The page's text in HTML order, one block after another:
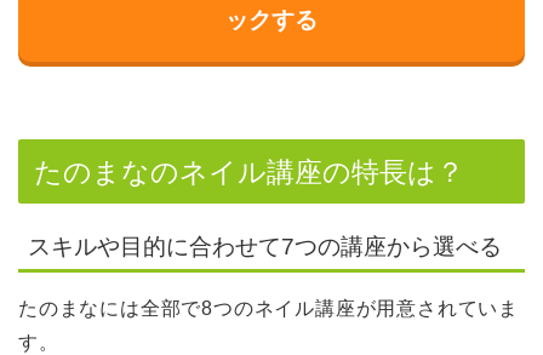
ックする
たのまなのネイル講座の特長は？
スキルや目的に合わせて7つの講座から選べる
たのまなには全部で8つのネイル講座が用意されていま
す。